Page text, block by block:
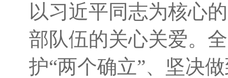
以习近平同志为核心
部队伍的关心关爱。
护“两个确立”、坚决